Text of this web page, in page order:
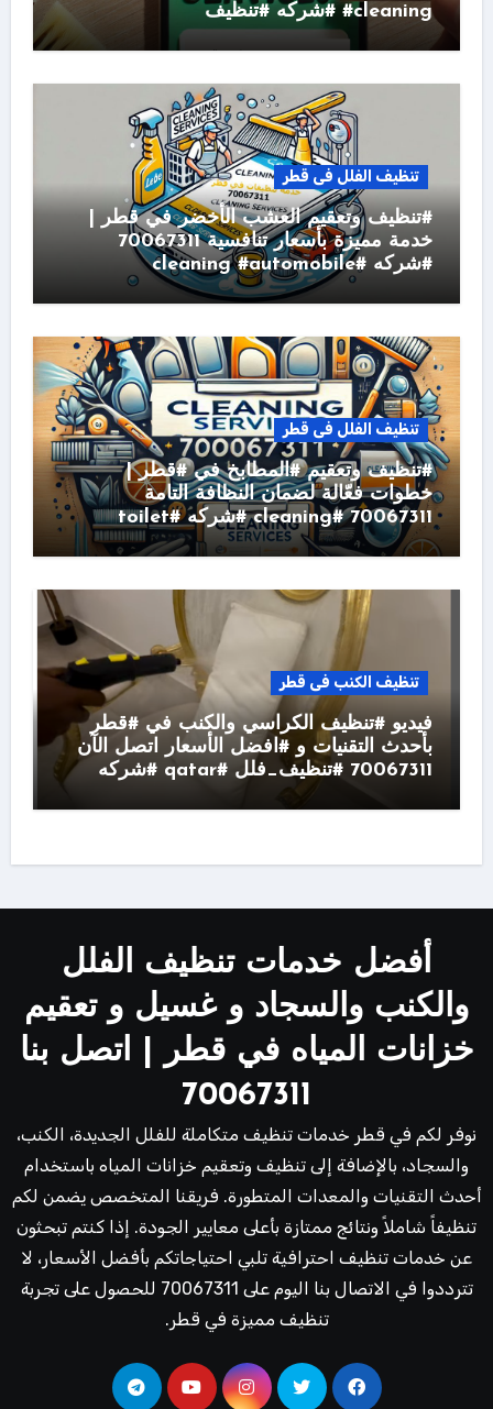
#cleaning #شركه #تنظيف
تنظيف الفلل فى قطر
#تنظيف وتعقيم العشب الأخضر في قطر |
خدمة مميزة بأسعار تنافسية 70067311
#شركه #cleaning #automobile
تنظيف الفلل فى قطر
#تنظيف وتعقيم #المطابخ في #قطر |
خطوات فعّالة لضمان النظافة التامة
70067311 #cleaning #شركه #toilet
تنظيف الكنب فى قطر
فيديو #تنظيف الكراسي والكنب في #قطر
بأحدث التقنيات و #افضل الأسعار اتصل الآن
70067311 #تنظيف_فلل #qatar #شركه
أفضل خدمات تنظيف الفلل
والكنب والسجاد و غسيل و تعقيم
خزانات المياه في قطر | اتصل بنا
70067311
نوفر لكم في قطر خدمات تنظيف متكاملة للفلل الجديدة، الكنب،
والسجاد، بالإضافة إلى تنظيف وتعقيم خزانات المياه باستخدام
أحدث التقنيات والمعدات المتطورة. فريقنا المتخصص يضمن لكم
تنظيفاً شاملاً ونتائج ممتازة بأعلى معايير الجودة. إذا كنتم تبحثون
عن خدمات تنظيف احترافية تلبي احتياجاتكم بأفضل الأسعار، لا
تترددوا في الاتصال بنا اليوم على 70067311 للحصول على تجربة
تنظيف مميزة في قطر.